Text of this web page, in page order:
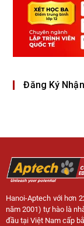
Đăng Ký
Hanoi-Aptech với hơn
năm 2001) tự hào là
đầu tại Việt Nam cấp